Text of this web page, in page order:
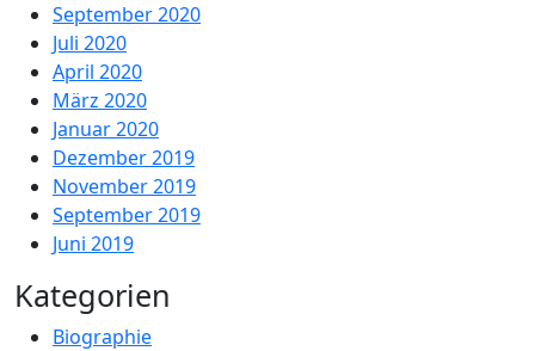
September 2020
Juli 2020
April 2020
März 2020
Januar 2020
Dezember 2019
November 2019
September 2019
Juni 2019
Kategorien
Biographie